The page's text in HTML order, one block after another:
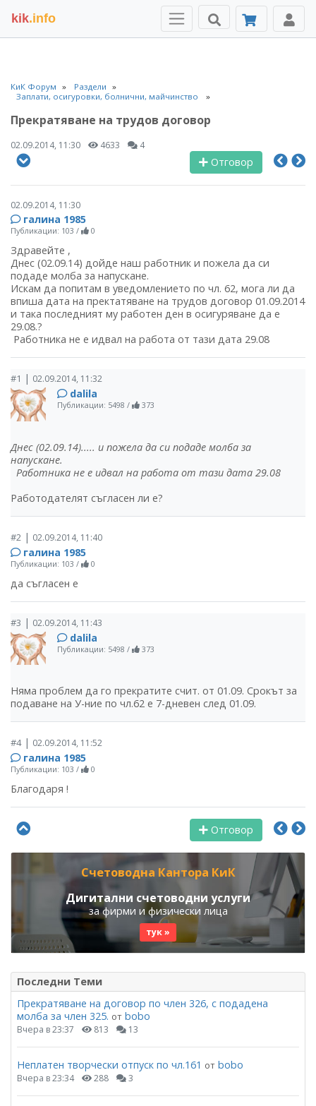
kik.info
КиК Форум
Раздели
Заплати, осигуровки, болнични, майчинство
Прекратяване на трудов договор
02.09.2014, 11:30 4633 4
Отговор
02.09.2014, 11:30
галина 1985
Публикации: 103 / 0
Здравейте ,
Днес (02.09.14) дойде наш работник и пожела да си
подаде молба за напускане.
Искам да попитам в уведомлението по чл. 62, мога ли да
впиша дата на пректатяване на трудов договор 01.09.2014
и така последният му работен ден в осигуряване да е
29.08.?
Работника не е идвал на работа от тази дата 29.08
#1 | 02.09.2014, 11:32
dalila
Публикации: 5498 / 373
Днес (02.09.14)..... и пожела да си подаде молба за
напускане.
Работника не е идвал на работа от тази дата 29.08
Работодателят съгласен ли е?
#2 | 02.09.2014, 11:40
галина 1985
Публикации: 103 / 0
да съгласен е
#3 | 02.09.2014, 11:43
dalila
Публикации: 5498 / 373
Няма проблем да го прекратите счит. от 01.09. Срокът за
подаване на У-ние по чл.62 е 7-дневен след 01.09.
#4| 02.09.2014, 11:52
галина 1985
Публикации: 103 / 0
Благодаря !
Отговор
Счетоводна Кантора КиК
Дигитални счетоводни услуги
за фирми и физически лица
тук »
Последни Теми
Прекратяване на договор по член 326, с подадена
молба за член 325. от bobo
Вчера в 23:37 813 13
Неплатен творчески отпуск по чл.161 от bobo
Вчера в 23:34 288 3